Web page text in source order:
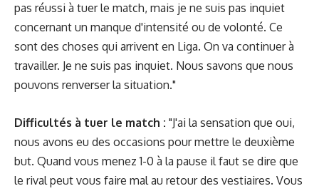
pas réussi à tuer le match, mais je ne suis pas inquiet
concernant un manque d'intensité ou de volonté. Ce
sont des choses qui arrivent en Liga. On va continuer à
travailler. Je ne suis pas inquiet. Nous savons que nous
pouvons renverser la situation."
Difficultés à tuer le match : "J'ai la sensation que oui,
nous avons eu des occasions pour mettre le deuxième
but. Quand vous menez 1-0 à la pause il faut se dire que
le rival peut vous faire mal au retour des vestiaires. Vous